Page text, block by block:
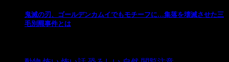
鬼滅の刃、ゴールデンカムイでもモチーフに…集落を壊滅させた三
毛別羆事件とは